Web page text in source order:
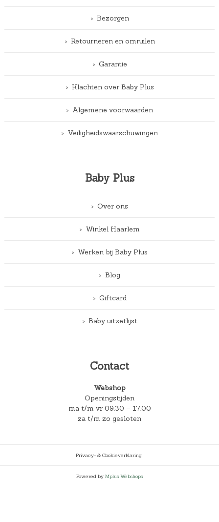
Bezorgen
Retourneren en omruilen
Garantie
Klachten over Baby Plus
Algemene voorwaarden
Veiligheidswaarschuwingen
Baby Plus
Over ons
Winkel Haarlem
Werken bij Baby Plus
Blog
Giftcard
Baby uitzetlijst
Contact
Webshop
Openingstijden
ma t/m vr 09.30 – 17.00
za t/m zo gesloten
Privacy- & Cookieverklaring
Powered by Mplus Webshops